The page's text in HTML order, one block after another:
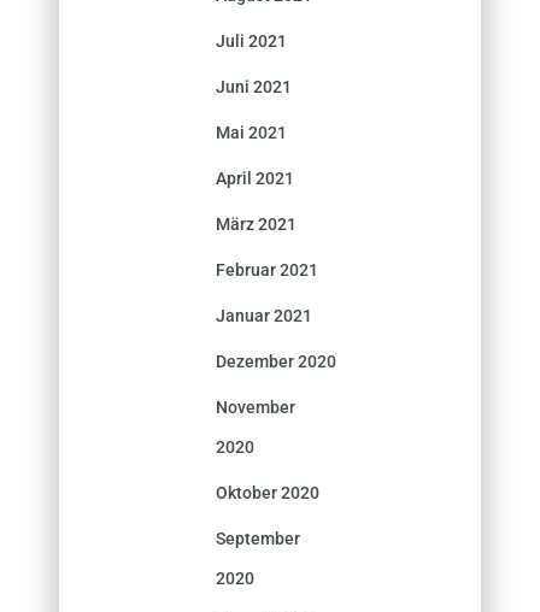
Juli 2021
Juni 2021
Mai 2021
April 2021
März 2021
Februar 2021
Januar 2021
Dezember 2020
November
2020
Oktober 2020
September
2020